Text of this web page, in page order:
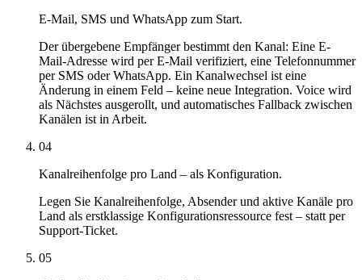
E-Mail, SMS und WhatsApp zum Start.
Der übergebene Empfänger bestimmt den Kanal: Eine E-
Mail-Adresse wird per E-Mail verifiziert, eine Telefonnummer
per SMS oder WhatsApp. Ein Kanalwechsel ist eine
Änderung in einem Feld – keine neue Integration. Voice wird
als Nächstes ausgerollt, und automatisches Fallback zwischen
Kanälen ist in Arbeit.
04
Kanalreihenfolge pro Land – als Konfiguration.
Legen Sie Kanalreihenfolge, Absender und aktive Kanäle pro
Land als erstklassige Konfigurationsressource fest – statt per
Support-Ticket.
05